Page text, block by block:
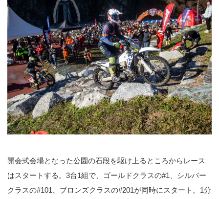
開会式会場となった公園の石段を駆け上るところからレース
はスタートする。3台1組で、ゴールドクラスの#1、シルバー
クラスの#101、ブロンズクラスの#201が同時にスタート。1分